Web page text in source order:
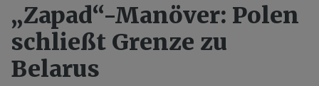
„Zapad“-Manöver: Polen
schließt Grenze zu
Belarus